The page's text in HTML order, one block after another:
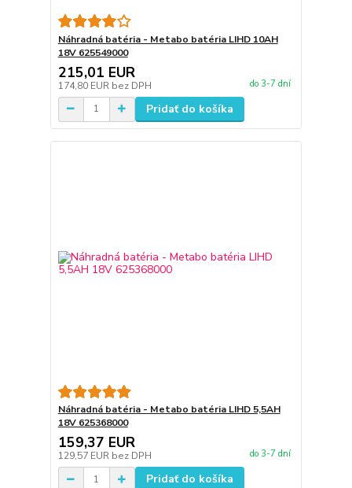
Náhradná batéria - Metabo batéria LIHD 10AH
18V 625549000
215,01 EUR
174,80 EUR bez DPH do 3-7 dní
Pridať do košíka
Náhradná batéria - Metabo batéria LIHD 5,5AH
18V 625368000
159,37 EUR
129,57 EUR bez DPH do 3-7 dní
Pridať do košíka